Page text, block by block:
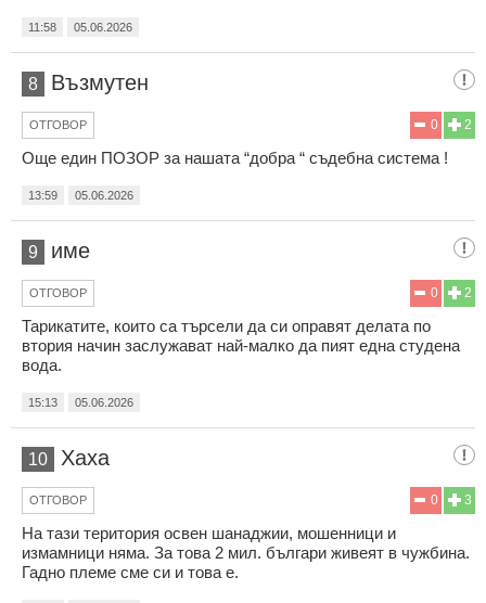
11:58 05.06.2026
8 Възмутен
2
0
ОТГОВОР
Още един ПОЗОР за нашата “добра “ съдебна система !
13:59 05.06.2026
9 име
2
0
ОТГОВОР
Тарикатите, които са търсели да си оправят делата по
втория начин заслужават най-малко да пият една студена
вода.
15:13 05.06.2026
10 Хаха
3
0
ОТГОВОР
На тази територия освен шанаджии, мошенници и
измамници няма. За това 2 мил. българи живеят в чужбина.
Гадно племе сме си и това е.